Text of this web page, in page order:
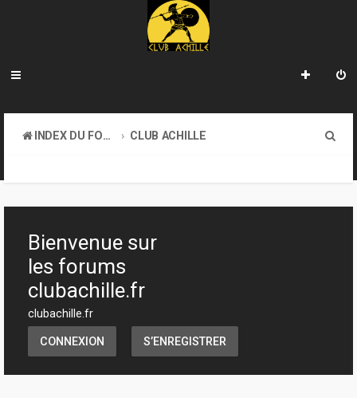
INDEX DU FORUM
CLUB ACHILLE
h
Bienvenue sur
les forums
clubachille.fr
clubachille.fr
CONNEXION S’ENREGISTRER